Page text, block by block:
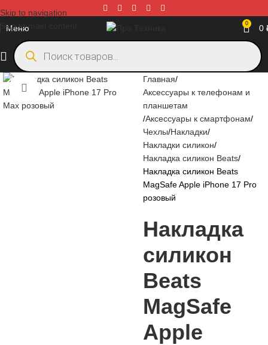
Skip to navigation
Skip to main content
Меню 0 0
Нажмите, чтобы увеличить
Главная
Аксессуары к телефонам и
планшетам
Аксессуары к смартфонам
Чехлы Накладки
Накладки силикон
Накладка силикон Beats
Накладка силикон Beats
MagSafe Apple iPhone 17 Pro
розовый
Накладка
силикон
Beats
MagSafe
Apple